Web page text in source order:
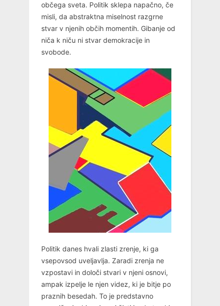
občega sveta. Politik sklepa napačno, če
misli, da abstraktna miselnost razgrne
stvar v njenih občih momentih. Gibanje od
niča k niču ni stvar demokracije in
svobode.
Politik danes hvali zlasti zrenje, ki ga
vsepovsod uveljavlja. Zaradi zrenja ne
vzpostavi in določi stvari v njeni osnovi,
ampak izpelje le njen videz, ki je bitje po
praznih besedah. To je predstavno